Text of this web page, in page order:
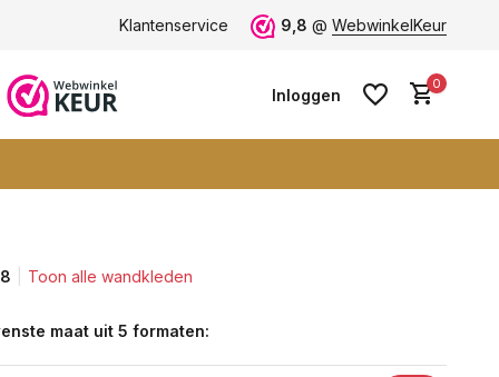
Klantenservice 9,8 @ WebwinkelKeur
Inloggen
0
Toon alle wandkleden
maat uit 5 formaten: